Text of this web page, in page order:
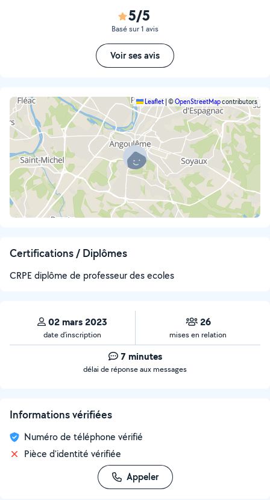
5/5
Basé sur 1 avis
Voir ses avis
Leaflet ©OpenStreetMapcontributors
Certifications / Diplômes
CRPE diplôme de professeur des ecoles
02 mars 2023
date d’inscription
26
mises en relation
7 minutes
délai de réponse aux messages
Informations vérifiées
Numéro de téléphone vérifié
Pièce d'identité vérifiée
Appeler